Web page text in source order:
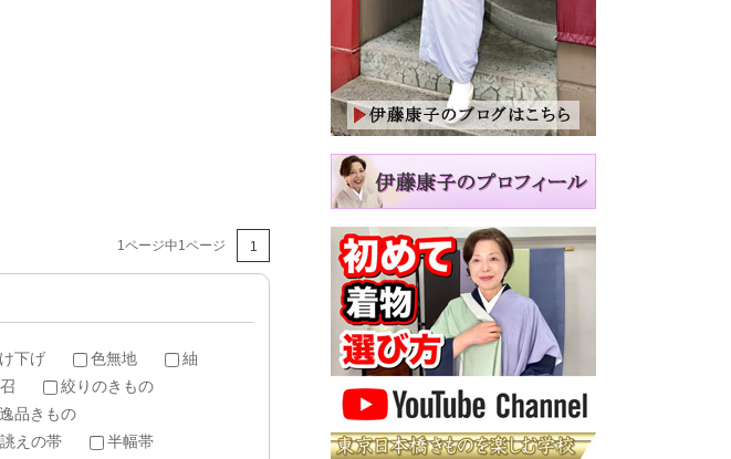
1ページ中1ページ 1
下げ 色無地
紬
絞りのきもの
品きもの
誂えの帯
半幅帯